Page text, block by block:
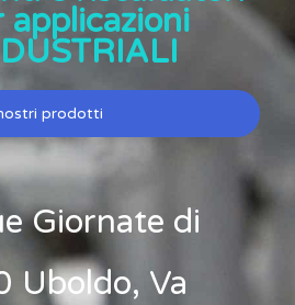
prodotti
Giornate di
Uboldo, Va